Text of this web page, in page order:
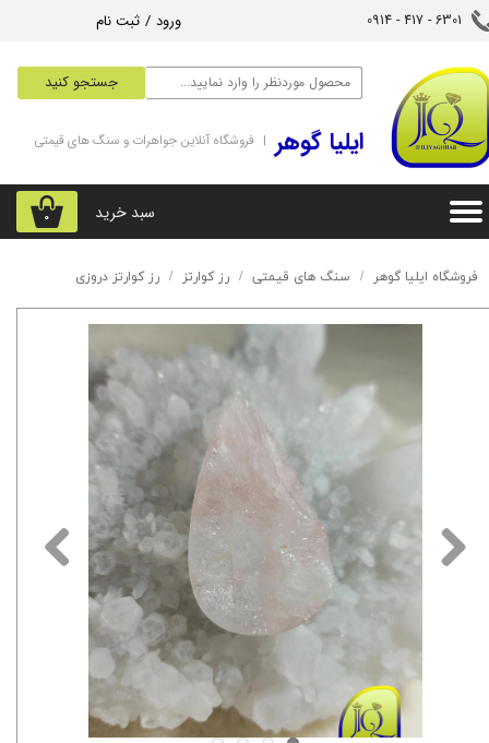
جستجو کنید
ورود / ثبت نام
تغییر گذر واژه
سفارشات
خروج از حساب کاربری
6301 - 417 - 0914​​​​​​​
۰ سبد خرید
‌ایلیا گوهر | فروشگاه آنلاین جواهرات و سنگ های قیمتی
فروشگاه ایلیا گوهر سنگ های قیمتی رز کوارتز رز کوارتز دروزی